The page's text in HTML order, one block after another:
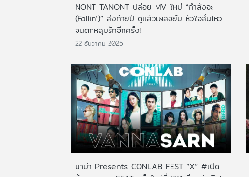
NONT TANONT ปล่อย MV ใหม่ “กำลังจะ
(Fallin’)” ส่งท้ายปี ดูแล้วเผลอยิ้ม หัวใจสั่นไหว
จนตกหลุมรักอีกครั้ง!
22 ธันวาคม 2025
มาม่า Presents CONLAB FEST “X” #เปิด